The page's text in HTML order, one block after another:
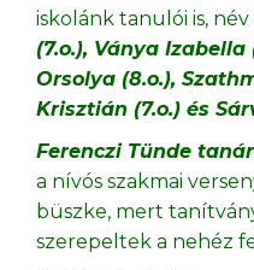
iskolánk tanulói is,
(7.o.), Ványa Izabella
Orsolya (8.o.),
Krisztián (7.o.) és
Ferenczi Tünde
a nívós szakmai
büszke, mert
szerepeltek a nehéz